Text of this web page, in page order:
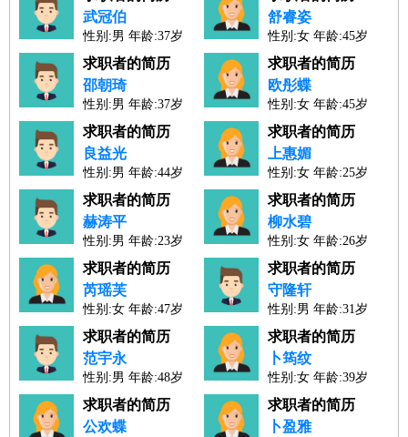
武冠伯
性别:男 年龄:37岁
人才工作经验：14年
舒睿姿
性别:女 年龄:45岁
人才工作经验：21年
求职者的简历
邵朝琦
性别:男 年龄:37岁
人才工作经验：14年
求职者的简历
欧彤蝶
性别:女 年龄:45岁
人才工作经验：23年
求职者的简历
良益光
性别:男 年龄:44岁
人才工作经验：21年
求职者的简历
上惠媚
性别:女 年龄:25岁
人才工作经验：3年
求职者的简历
赫涛平
性别:男 年龄:23岁
人才工作经验：1年
求职者的简历
柳水碧
性别:女 年龄:26岁
人才工作经验：4年
求职者的简历
芮瑶芙
性别:女 年龄:47岁
人才工作经验：24年
求职者的简历
守隆轩
性别:男 年龄:31岁
人才工作经验：9年
求职者的简历
范宇永
性别:男 年龄:48岁
人才工作经验：26年
求职者的简历
卜筠纹
性别:女 年龄:39岁
人才工作经验：16年
求职者的简历
公欢蝶
求职者的简历
卜盈雅